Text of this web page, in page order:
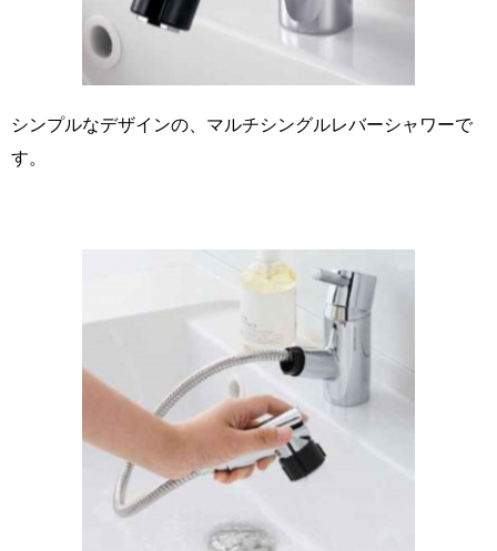
シンプルなデザインの、マルチシングルレバーシャワーで
す。